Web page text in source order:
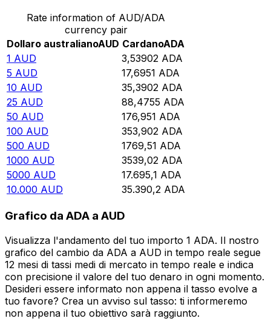
Rate information of AUD/ADA
currency pair
Dollaro australianoAUD CardanoADA
1 AUD 3,53902 ADA
5 AUD 17,6951 ADA
10 AUD 35,3902 ADA
25 AUD 88,4755 ADA
50 AUD 176,951 ADA
100 AUD 353,902 ADA
500 AUD 1769,51 ADA
1000 AUD 3539,02 ADA
5000 AUD 17.695,1 ADA
10.000 AUD 35.390,2 ADA
Grafico da ADA a AUD
Visualizza l'andamento del tuo importo 1 ADA. Il nostro
grafico del cambio da ADA a AUD in tempo reale segue
12 mesi di tassi medi di mercato in tempo reale e indica
con precisione il valore del tuo denaro in ogni momento.
Desideri essere informato non appena il tasso evolve a
tuo favore? Crea un avviso sul tasso: ti informeremo
non appena il tuo obiettivo sarà raggiunto.